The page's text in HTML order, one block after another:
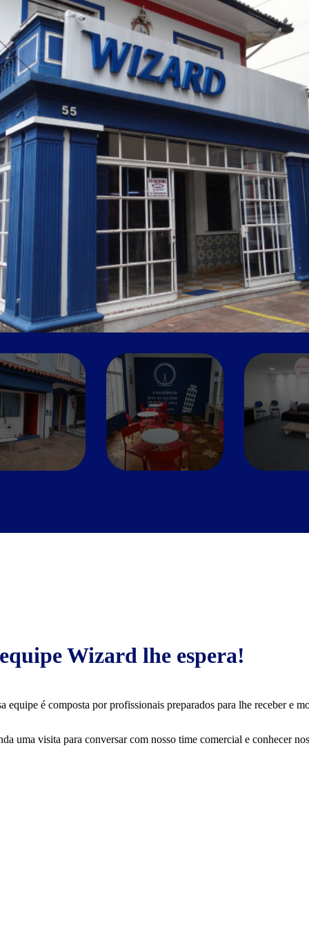
Wi-Fi
Wizard lhe espera!
equipe é composta por profissionais preparados para lhe receber e
uma visita para conversar com nosso time comercial e conhecer